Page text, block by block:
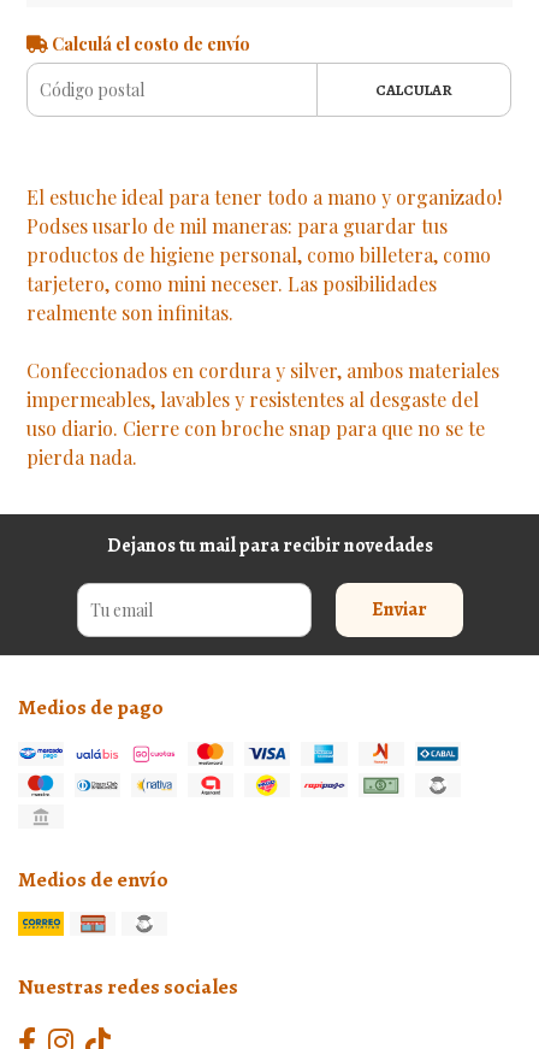
Calculá el costo de envío
CALCULAR
El estuche ideal para tener todo a mano y organizado!
Podses usarlo de mil maneras: para guardar tus
productos de higiene personal, como billetera, como
tarjetero, como mini neceser. Las posibilidades
realmente son infinitas.
Confeccionados en cordura y silver, ambos materiales
impermeables, lavables y resistentes al desgaste del
uso diario. Cierre con broche snap para que no se te
pierda nada.
Dejanos tu mail para recibir novedades
Enviar
Medios de pago
Medios de envío
Nuestras redes sociales